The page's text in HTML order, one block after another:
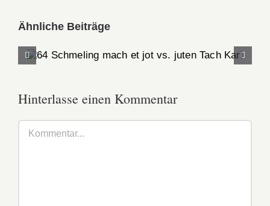
Ähnliche Beiträge
64 Schmeling mach et jot vs. juten Tach
Hinterlasse einen Kommentar
Kommentar